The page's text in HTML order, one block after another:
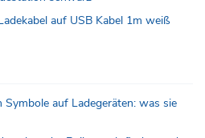
auf USB Kabel 1m weiß
auf Ladegeräten: was sie